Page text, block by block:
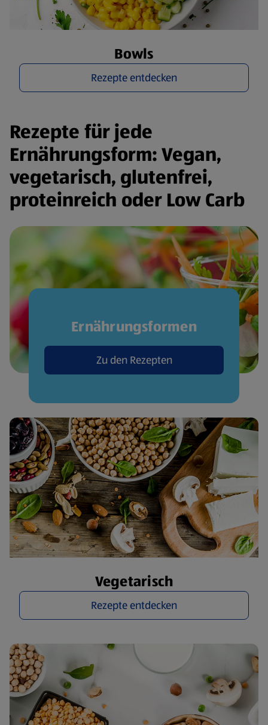
Bowls
Rezepte entdecken
Rezepte für jede
Ernährungsform: Vegan,
vegetarisch, glutenfrei,
proteinreich oder Low Carb
Ernährungsformen
Zu den Rezepten
Vegetarisch
Rezepte entdecken